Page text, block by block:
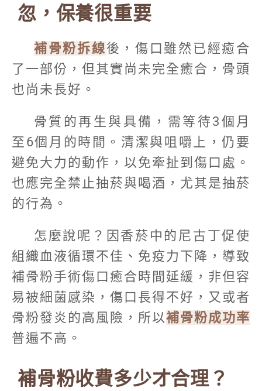
忽，保養很重要
補骨粉拆線後，傷口雖然已經癒合
了一部份，但其實尚未完全癒合，骨頭
也尚未長好。
骨質的再生與具備，需等待3個月
至6個月的時間。清潔與咀嚼上，仍要
避免大力的動作，以免牽扯到傷口處。
也應完全禁止抽菸與喝酒，尤其是抽菸
的行為。
怎麼說呢？因香菸中的尼古丁促使
組織血液循環不佳、免疫力下降，導致
補骨粉手術傷口癒合時間延緩，非但容
易被細菌感染，傷口長得不好，又或者
骨粉發炎的高風險，所以補骨粉成功率
普遍不高。
補骨粉收費多少才合理？